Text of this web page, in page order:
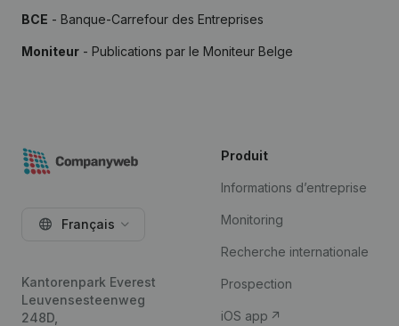
BCE - Banque-Carrefour des Entreprises
Moniteur - Publications par le Moniteur Belge
Français
Kantorenpark Everest
Leuvensesteenweg
248D,
Produit
Informations d’entreprise
Monitoring
Recherche internationale
Prospection
iOS app